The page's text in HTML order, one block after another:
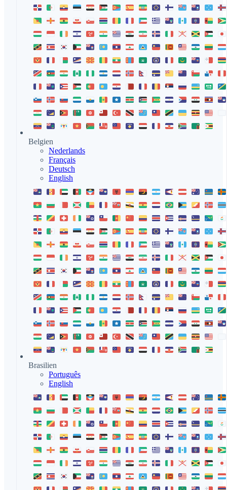
Belgien
Nederlands
Français
Deutsch
English
Brasilien
Português
English